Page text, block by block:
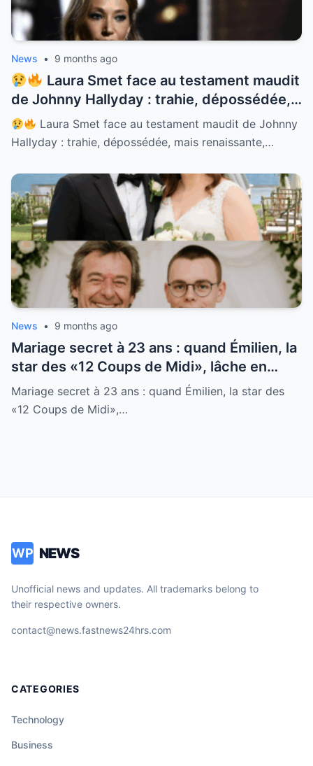
News • 9 months ago
Laura Smet face au testament maudit
de Johnny Hallyday : trahie, dépossédée,
mais renaissante, l’histoire d’une fille
blessée devenue icône de force et de
Laura Smet face au testament maudit de Johnny
Hallyday : trahie, dépossédée, mais renaissante,…
News • 9 months ago
Mariage secret à 23 ans : quand Émilien, la
star des «12 Coups de Midi», lâche en
direct un aveu qui fait vaciller l’émission, et
déclenche une onde de choc dans toute la
Mariage secret à 23 ans : quand Émilien, la star des
«12 Coups de Midi»,…
WP NEWS
Unofficial news and updates. All trademarks belong to
their respective owners.
contact@news.fastnews24hrs.com
CATEGORIES
Technology
Business